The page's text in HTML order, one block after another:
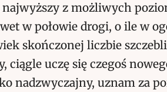
najwyższy z możliwych
w połowie drogi, o ile w
skończonej liczbie
ciągle uczę się czegoś
nadzwyczajny, uznam za